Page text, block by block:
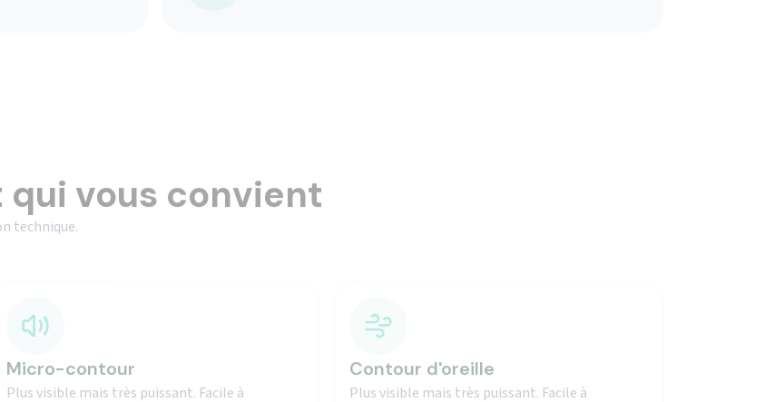
vous convient
technique.
Micro-contour
Plus visible mais très puissant. Facile à
manipuler.
Contour d'oreille
Plus visible mais très puissant. Facile à
manipuler.